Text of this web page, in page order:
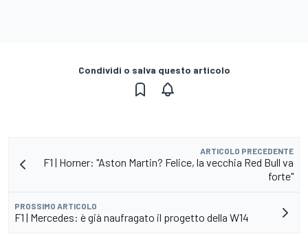
Condividi o salva questo articolo
ARTICOLO PRECEDENTE
F1 | Horner: "Aston Martin? Felice, la vecchia Red Bull va
forte"
PROSSIMO ARTICOLO
F1 | Mercedes: è già naufragato il progetto della W14